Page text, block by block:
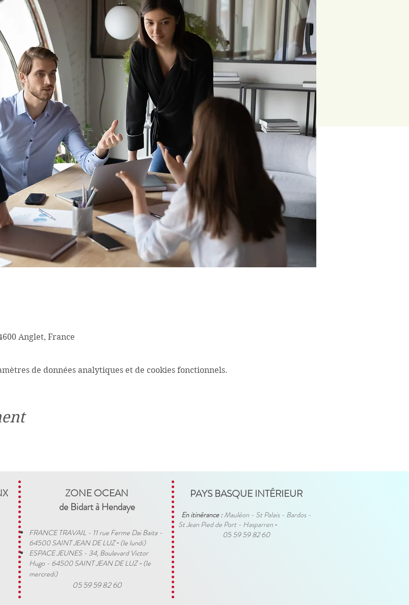
Anglet, France
de données analytiques et de cookies fonctionnels.
ZONE OCEAN
de Bidart à Hendaye​
FRANCE TRAVAIL - 11 rue Ferme Dai Baita -
64500 SAINT JEAN DE LUZ​ - (le lundi)
ESPACE JEUNES - 34, Boulevard Victor
Hugo - 64500 SAINT JEAN DE LUZ- (le
mercredi)
05 59 59 82 60
PAYS BASQUE INTÉRIEUR
En itinérance :Mauléon - St Palais - Bardos -
St Jean Pied de Port - Hasparren -
05 59 59 82 60